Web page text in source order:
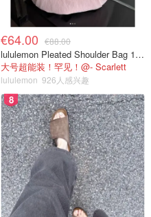
€64.00 €88.00
lululemon Pleated Shoulder Bag 10L 单肩包
大号超能装！罕见！@- Scarlett
lululemon 926人感兴趣
8